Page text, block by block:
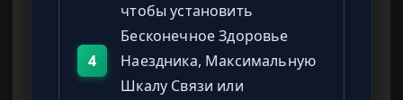
4
чтобы установить
Бесконечное Здоровье
Наездника, Максимальную
Шкалу Связи или